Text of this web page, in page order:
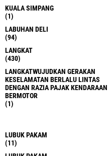
KUALA SIMPANG
(1)
LABUHAN DELI
(94)
LANGKAT
(430)
LANGKATWUJUDKAN GERAKAN
KESELAMATAN BERLALU LINTAS
DENGAN RAZIA PAJAK KENDARAAN
BERMOTOR
(1)
LUBUK PAKAM
(11)